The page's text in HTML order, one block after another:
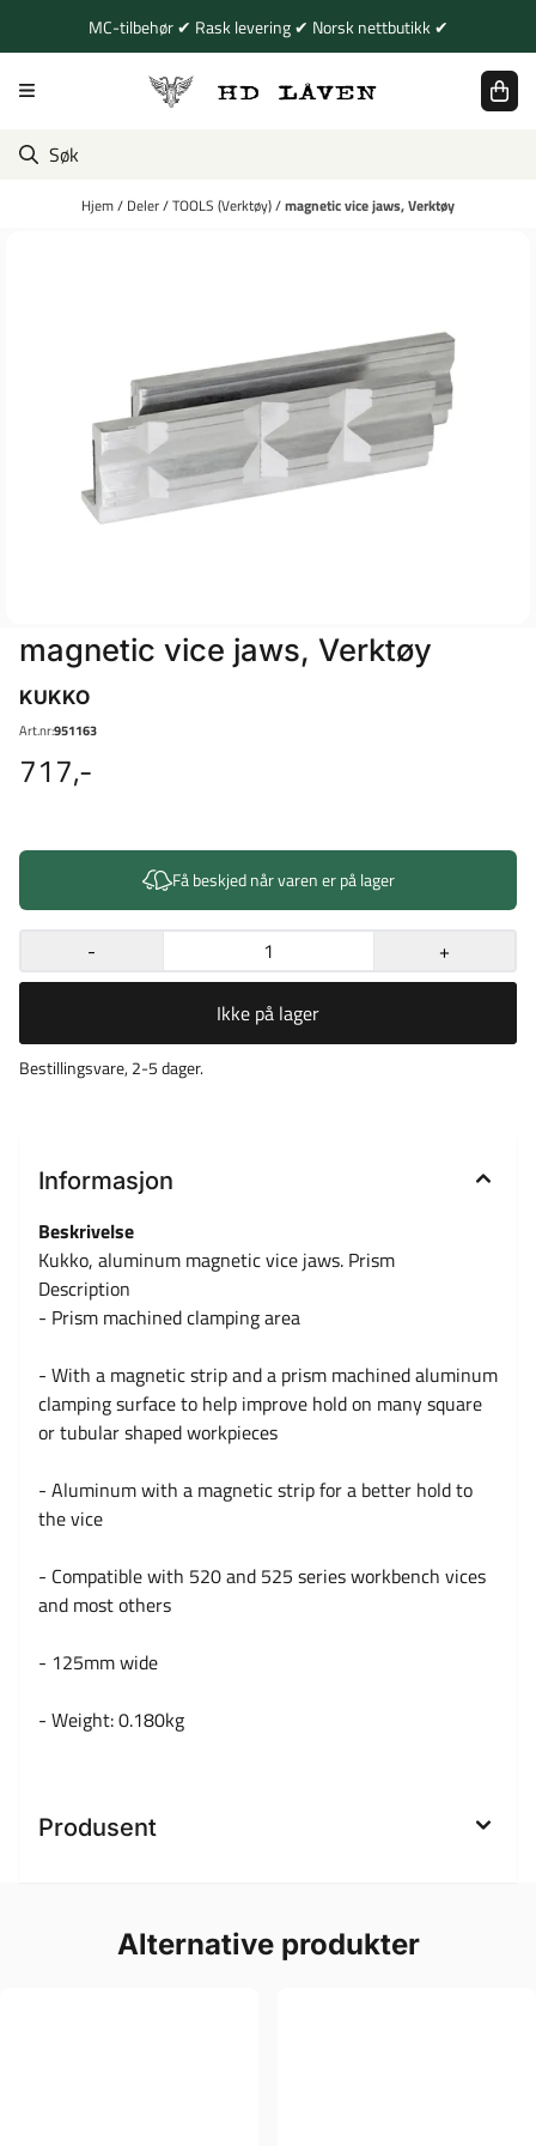
Hopp til innholdMC-tilbehør ✔ Rask levering ✔ Norsk nettbutikk ✔
Hjem/ Deler/TOOLS (Verktøy)/magnetic vice jaws, Verktøy
magnetic vice jaws, Verktøy
KUKKO
Art.nr:951163
717,-
Få beskjed når varen er på lager
- +
Ikke på lager
Bestillingsvare, 2-5 dager.
Informasjon
Beskrivelse
Kukko, aluminum magnetic vice jaws. Prism
Description
- Prism machined clamping area
- With a magnetic strip and a prism machined aluminum
clamping surface to help improve hold on many square
or tubular shaped workpieces
- Aluminum with a magnetic strip for a better hold to
the vice
- Compatible with 520 and 525 series workbench vices
and most others
- 125mm wide
- Weight: 0.180kg
Produsent
Alternative produkter